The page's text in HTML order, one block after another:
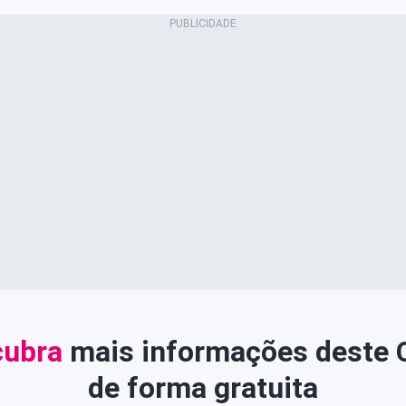
mais informações deste
de forma gratuita